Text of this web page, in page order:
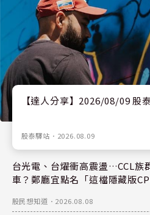
【達人分享】2026/08/09 股
股泰驛站 ． 2026.08.09
台光電、台燿衝高震盪…CCL族
車？鄭廳宜點名「這檔隱藏版
股民想知道 ． 2026.08.08